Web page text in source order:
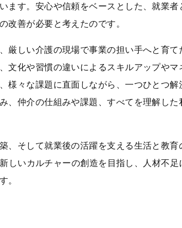
ます。安心や信頼をベースとした、就業者
改善が必要と考えたのです。
厳しい介護の現場で事業の担い手へと育て
文化や習慣の違いによるスキルアップやマ
様々な課題に直面しながら、一つひとつ解
、仲介の仕組みや課題、すべてを理解した
、そして就業後の活躍を支える生活と教育
しいカルチャーの創造を目指し、人材不足
。